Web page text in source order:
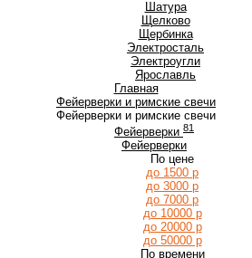
Шатура
Щелково
Щербинка
Электросталь
Электроугли
Ярославль
Главная
Фейерверки и римские свечи
Фейерверки и римские свечи
Фейерверки 81
Фейерверки
По цене
до 1500 р
до 3000 р
до 7000 р
до 10000 р
до 20000 р
до 50000 р
По времени